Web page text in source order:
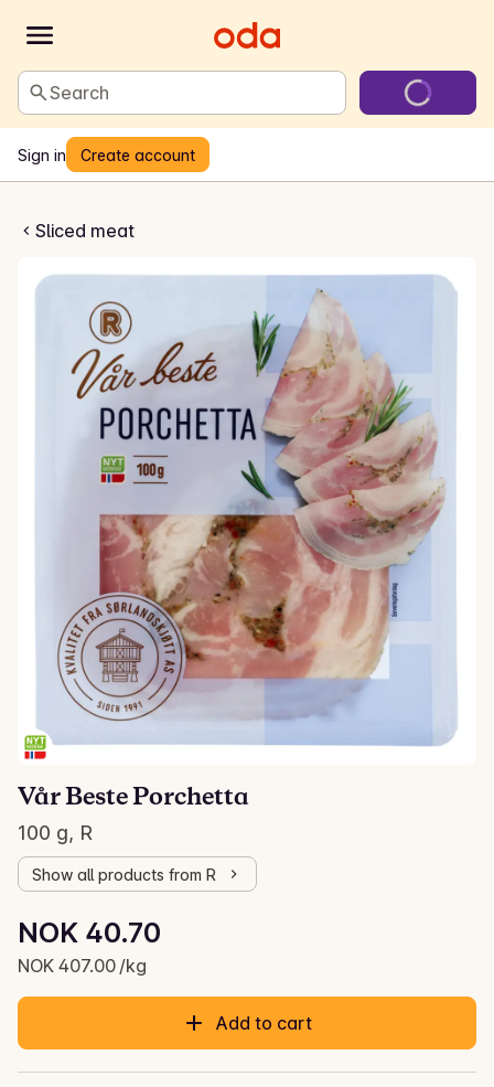
Search
Sign in Create account
Sliced meat
Porchetta
Vår Beste Porchetta
100 g, R
Show all products from R
Current price is: NOK 40.70
NOK 40.70
NOK 407.00 /kg
Unit price: NOK 407.00 /kg
Add to cart